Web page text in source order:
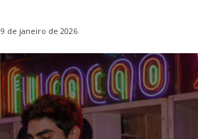
9 de janeiro de 2026